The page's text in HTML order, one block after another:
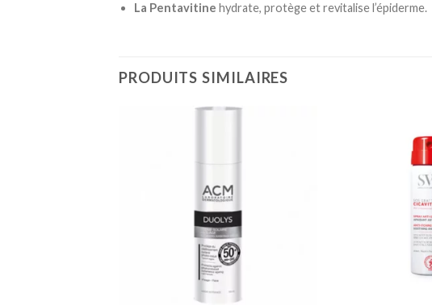
La Pentavitine hydrate, protège et revitalise l’épiderme.
PRODUITS SIMILAIRES